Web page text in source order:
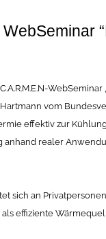
vom
effektiv zur
anhand realer
sich an
effiziente